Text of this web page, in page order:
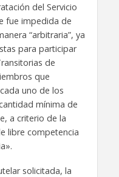
del Servicio
fue impedida de
“arbitraria”, ya
para participar
de
que
uno de los
mínima de
a criterio de la
libre competencia
solicitada, la